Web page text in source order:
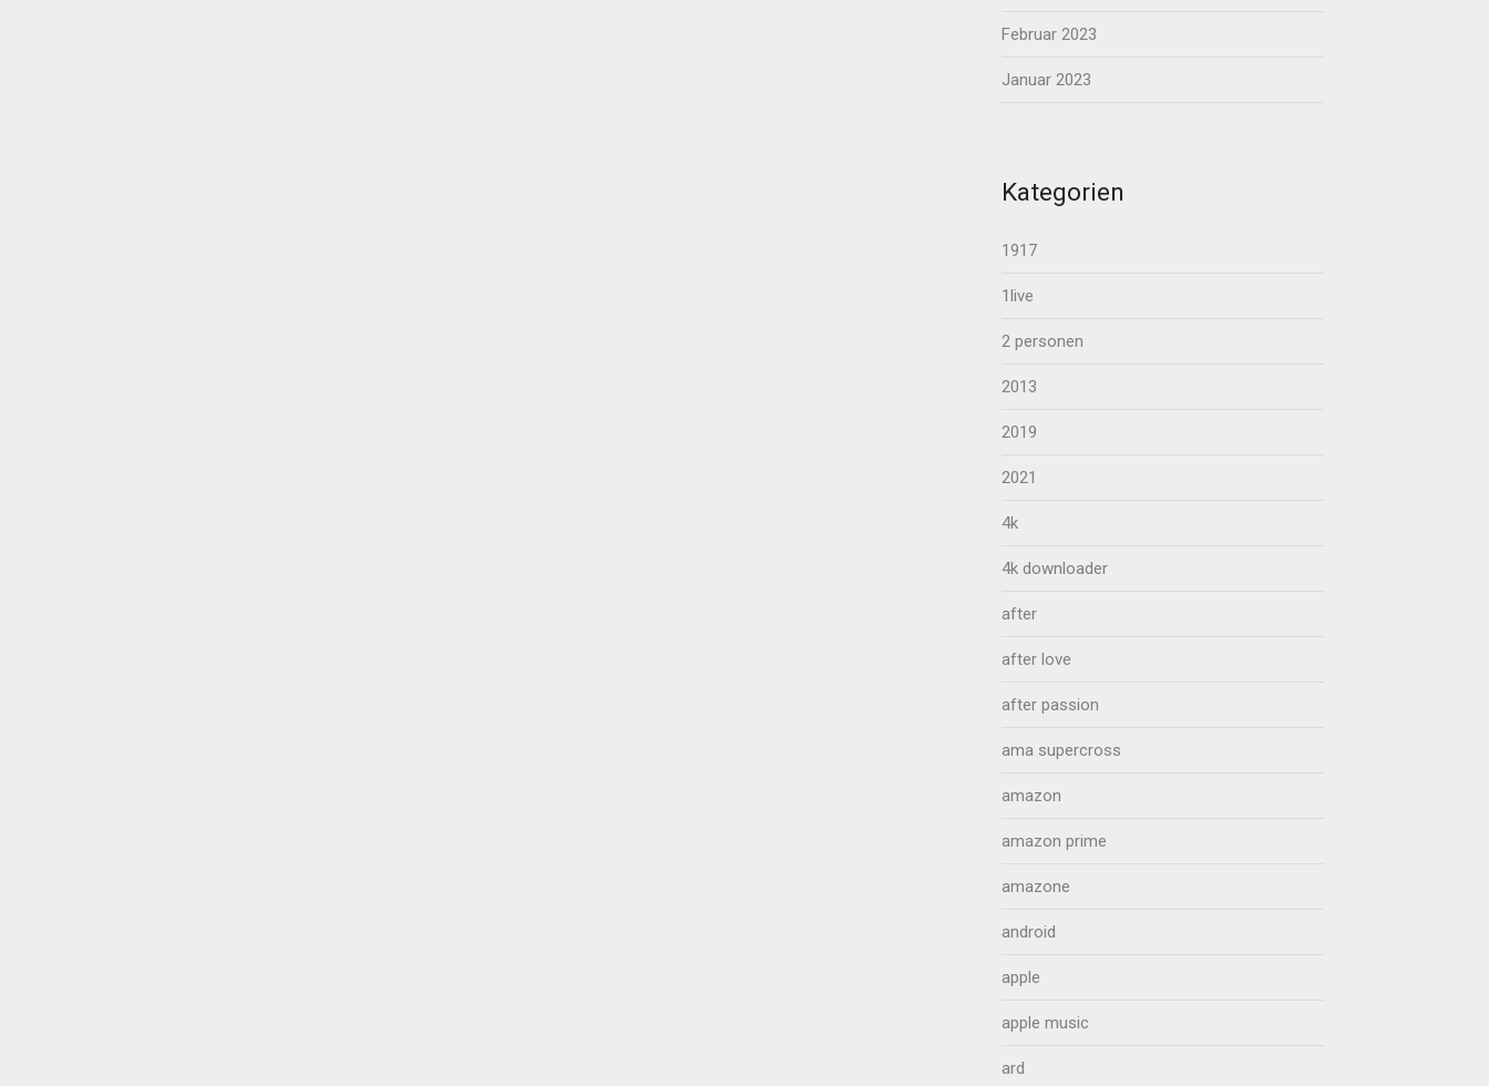
Februar 2023
Januar 2023
Kategorien
1917
1live
2 personen
2013
2019
2021
4k
4k downloader
after
after love
after passion
ama supercross
amazon
amazon prime
amazone
android
apple
apple music
ard